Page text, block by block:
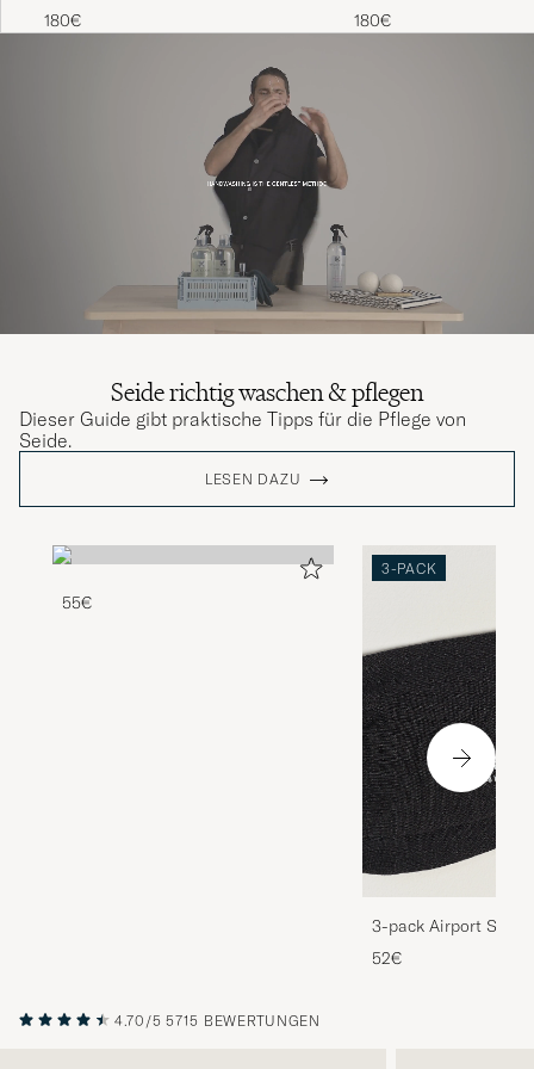
180€
180€
Seide richtig waschen & pflegen
Dieser Guide gibt praktische Tipps für die Pflege von
Seide.
LESEN DAZU
55€
3-PACK
3-pack Airport
Melange
52€
4.70/5 5715 BEWERTUNGEN